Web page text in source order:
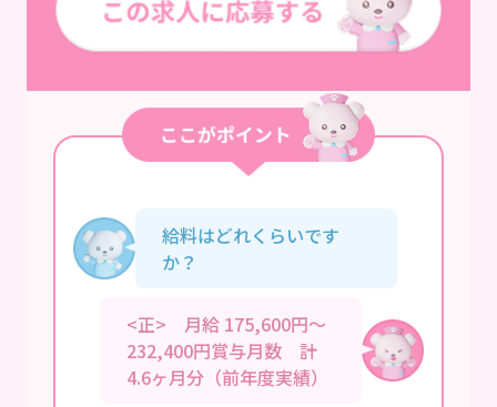
給料はどれくらいです
か？
<正> 月給 175,600円～
232,400円賞与月数 計
4.6ヶ月分（前年度実績）